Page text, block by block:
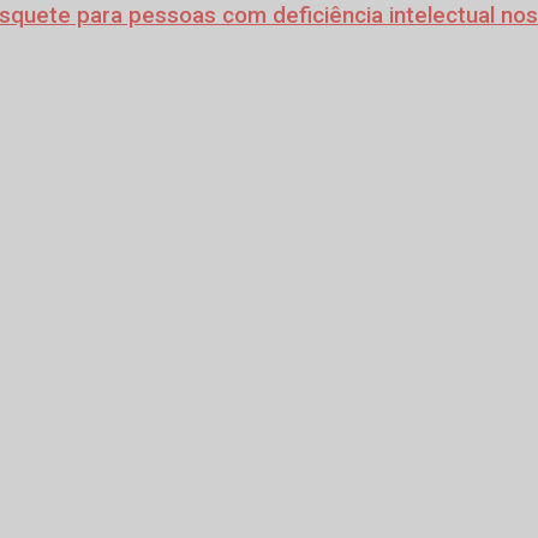
para pessoas com deficiência intelectual